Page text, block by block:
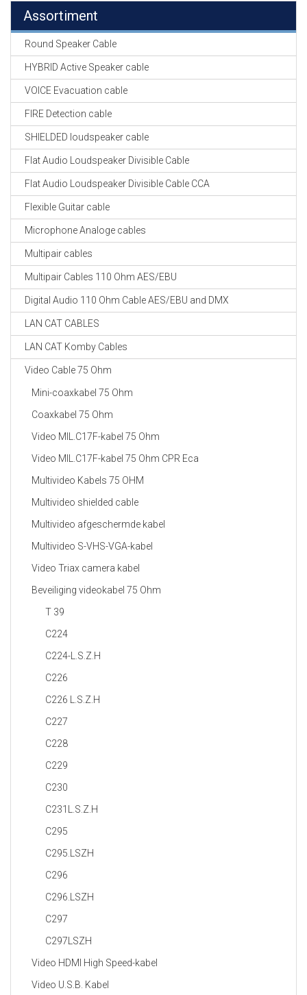
Assortiment
Round Speaker Cable
HYBRID Active Speaker cable
VOICE Evacuation cable
FIRE Detection cable
SHIELDED loudspeaker cable
Flat Audio Loudspeaker Divisible Cable
Flat Audio Loudspeaker Divisible Cable CCA
Flexible Guitar cable
Microphone Analoge cables
Multipair cables
Multipair Cables 110 Ohm AES/EBU
Digital Audio 110 Ohm Cable AES/EBU and DMX
LAN CAT CABLES
LAN CAT Komby Cables
Video Cable 75 Ohm
Mini-coaxkabel 75 Ohm
Coaxkabel 75 Ohm
Video MIL.C17F-kabel 75 Ohm
Video MIL.C17F-kabel 75 Ohm CPR Eca
Multivideo Kabels 75 OHM
Multivideo shielded cable
Multivideo afgeschermde kabel
Multivideo S-VHS-VGA-kabel
Video Triax camera kabel
Beveiliging videokabel 75 Ohm
T 39
C224
C224-L.S.Z.H
C226
C226 L.S.Z.H
C227
C228
C229
C230
C231L.S.Z.H
C295
C295.LSZH
C296
C296.LSZH
C297
C297LSZH
Video HDMI High Speed-kabel
Video U.S.B. Kabel